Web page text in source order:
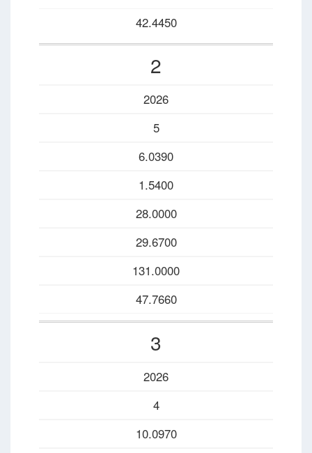
42.4450
2
2026
5
6.0390
1.5400
28.0000
29.6700
131.0000
47.7660
3
2026
4
10.0970